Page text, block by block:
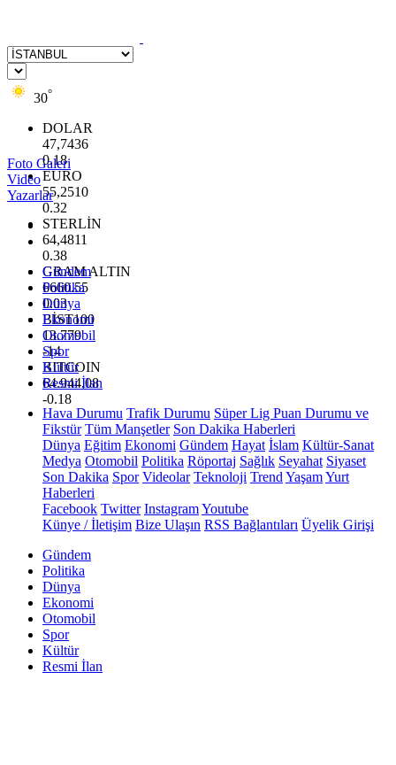
30°
DOLAR
47,7436
0.18
EURO
55,2510
0.32
STERLİN
64,4811
0.38
GRAM ALTIN
6660.55
0.03
BİST100
13.779
-14
BITCOIN
64.944,08
-0.18
Foto Galeri
Video
Yazarlar
Gündem
Politika
Dünya
Ekonomi
Otomobil
Spor
Kültür
Resmi İlan
Hava Durumu Trafik Durumu Süper Lig Puan Durumu ve
Fikstür Tüm Manşetler Son Dakika Haberleri
Dünya Eğitim Ekonomi Gündem Hayat İslam Kültür-Sanat
Medya Otomobil Politika Röportaj Sağlık Seyahat Siyaset
Son Dakika Spor Videolar Teknoloji Trend YaşamYurt
Haberleri
Facebook Twitter InstagramYoutube
Künye / İletişim Bize Ulaşın RSS Bağlantıları Üyelik Girişi
Gündem
Politika
Dünya
Ekonomi
Otomobil
Spor
Kültür
Resmi İlan